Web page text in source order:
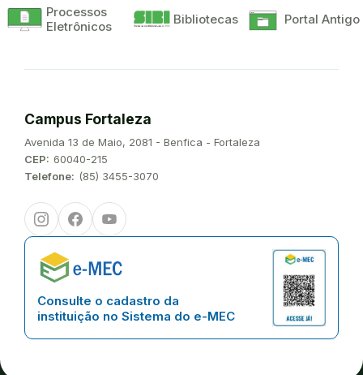
Processos
Eletrônicos
Bibliotecas Portal Antigo
Campus Fortaleza
Endereço:
Avenida 13 de Maio, 2081 - Benfica - Fortaleza
CEP: 60040-215
Telefone: (85) 3455-3070
InstagramFacebookYoutube
Consulte o cadastro da
instituição no Sistema do e-MEC